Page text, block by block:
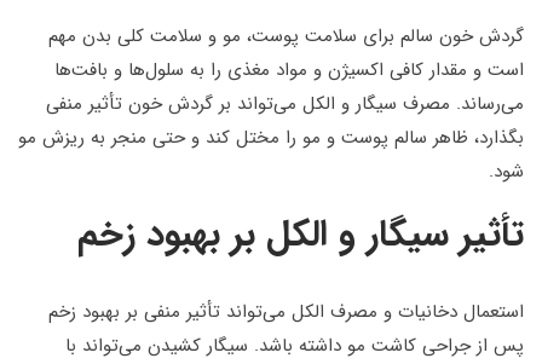
گردش خون سالم برای سلامت پوست، مو و سلامت کلی بدن مهم
است و مقدار کافی اکسیژن و مواد مغذی را به سلول‌ها و بافت‌ها
می‌رساند. مصرف سیگار و الکل می‌تواند بر گردش خون تأثیر منفی
بگذارد، ظاهر سالم پوست و مو را مختل کند و حتی منجر به ریزش مو
شود.
تأثیر سیگار و الکل بر بهبود زخم
استعمال دخانیات و مصرف الکل می‌تواند تأثیر منفی بر بهبود زخم
پس از جراحی کاشت مو داشته باشد. سیگار کشیدن می‌تواند با